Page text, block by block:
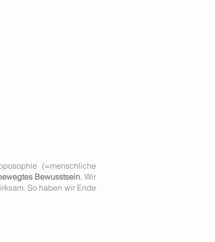
(=menschliche
Bewusstsein. Wir
So haben wir Ende